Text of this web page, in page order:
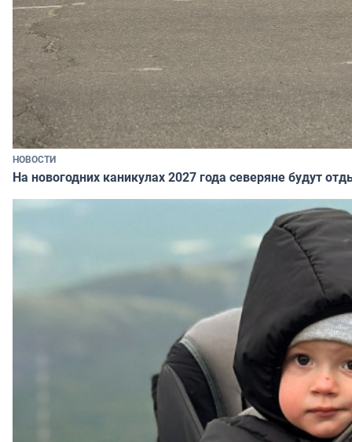
НОВОСТИ
На новогодних каникулах 2027 года северяне будут